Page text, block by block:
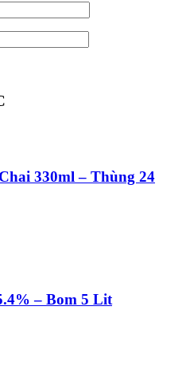
330ml – Thùng 24
– Bom 5 Lit